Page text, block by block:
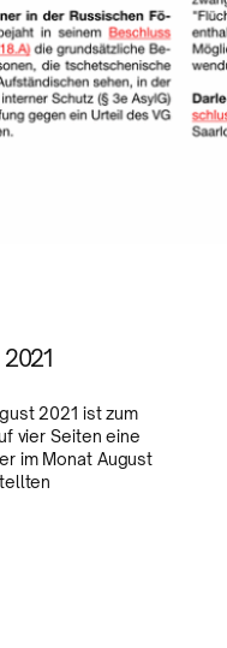
2021 ist zum
vier Seiten eine
im Monat August